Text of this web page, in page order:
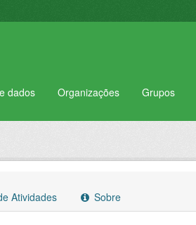
dados Organizações Grupos
Atividades Sobre